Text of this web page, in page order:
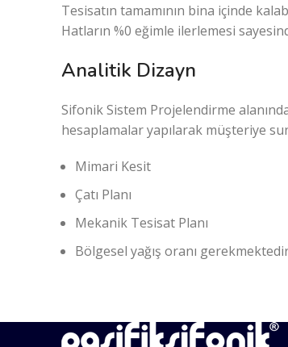
Tesisatın tamamının bina içinde
Hatların %0 eğimle ilerlemesi
Analitik Dizayn
Sifonik Sistem Projelendirme
hesaplamalar yapılarak müşteriye
Mimari Kesit
Çatı Planı
Mekanik Tesisat Planı
Bölgesel yağış oranı